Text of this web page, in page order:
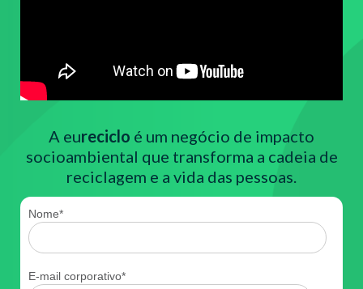
A eureciclo é um negócio de impacto
socioambiental que transforma a cadeia de
reciclagem e a vida das pessoas.
Nome*
E-mail corporativo*